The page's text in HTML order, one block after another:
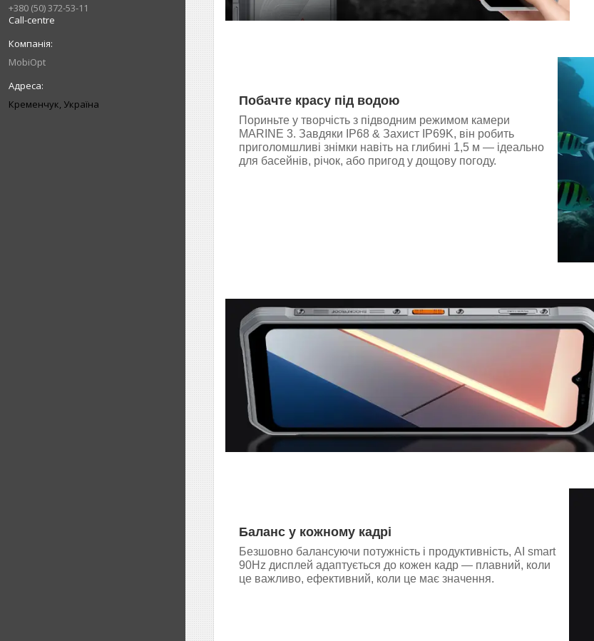
+380 (50) 372-53-11
Call-centre
MobiOpt
Кременчук, Україна Побачте красу під водою
Пориньте у творчість з підводним режимом камери
MARINE 3. Завдяки IP68 & Захист IP69K, він робить
приголомшливі знімки навіть на глибині 1,5 м — ідеально
для басейнів, річок, або пригод у дощову погоду.
Баланс у кожному кадрі
Безшовно балансуючи потужність і продуктивність, AI smart
90Hz дисплей адаптується до кожен кадр — плавний, коли
це важливо, ефективний, коли це має значення.